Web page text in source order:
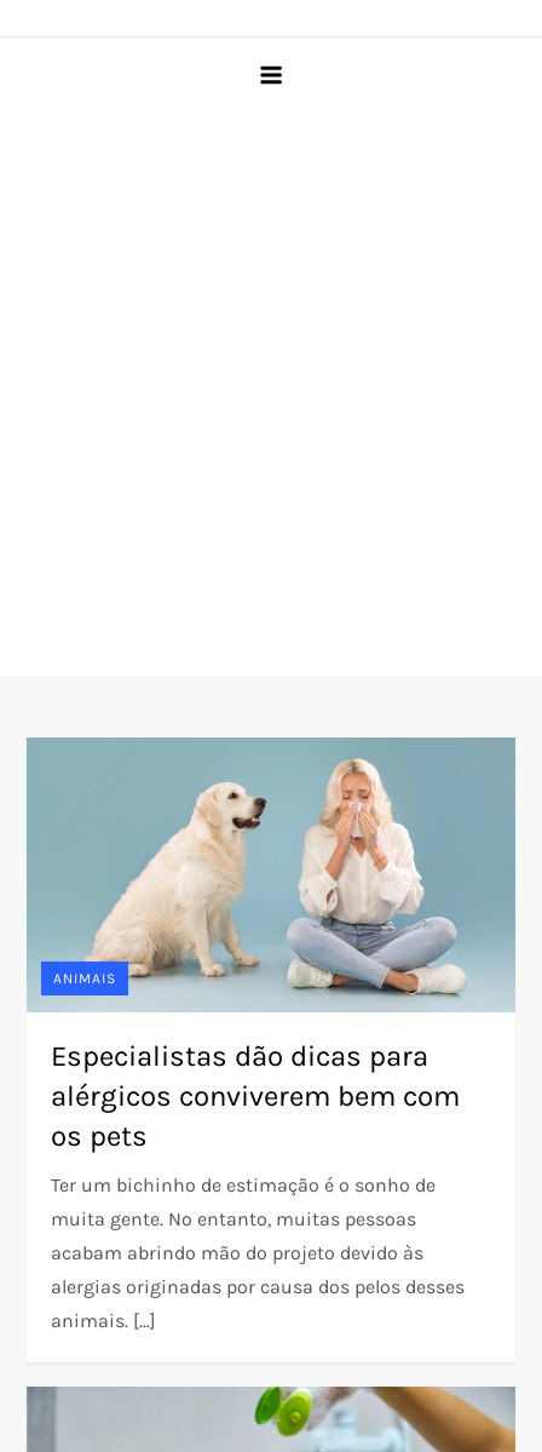
ANIMAIS
Especialistas dão dicas para
alérgicos conviverem bem com
os pets
Ter um bichinho de estimação é o sonho de
muita gente. No entanto, muitas pessoas
acabam abrindo mão do projeto devido às
alergias originadas por causa dos pelos desses
animais. […]